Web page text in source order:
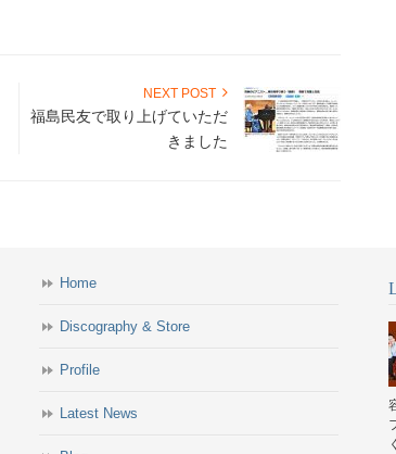
NEXT POST
福島民友で取り上げていただ
きました
Home
Discography & Store
Profile
Latest News